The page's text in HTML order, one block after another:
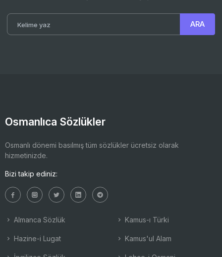
Osmanlıca Sözlükler
Osmanlı dönemi basılmış tüm sözlükler ücretsiz olarak
hizmetinizde.
Bizi takip ediniz:
Almanca Sözlük
Hazine-i Lugat
Kamus-ı Türki
Kamus'ul Alam